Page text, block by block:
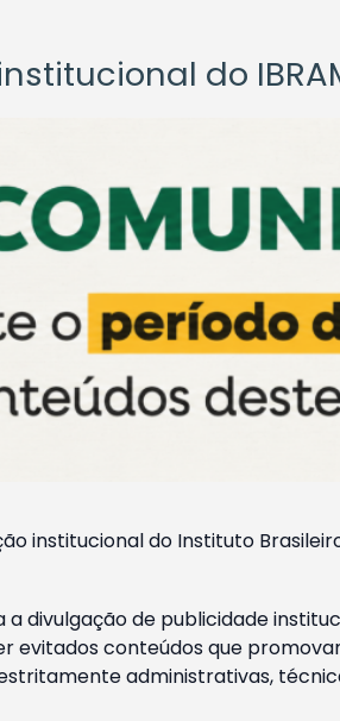
do
institucional do Instituto
divulgação de publicidade
evitados conteúdos que
administrativas,